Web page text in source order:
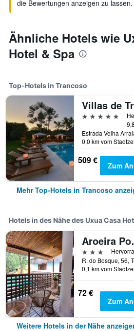
die Bewertungen anzeigen zu lassen.
Ähnliche Hotels wie
Hotel & Spa
Top-Hotels in Trancoso
5 Sterne
9,8
0,0 km vom
509 € Zum
Mehr Top-Hotels in Trancoso
Hotels in des Nähe des Uxua Casa
3 Sterne
0,1 km vom
72 €
Zum
Weitere Hotels in der Nähe